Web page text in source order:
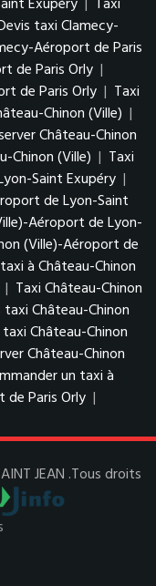
Exupéry | Taxi
taxi Clamecy-
Aéroport de Paris
de Paris Orly |
de Paris Orly | Taxi
Chinon (Ville) |
Château-Chinon
Chinon (Ville) | Taxi
Saint Exupéry |
de Lyon-Saint
Aéroport de Lyon-
(Ville)-Aéroport de
à Château-Chinon
| Taxi Château-Chinon
taxi Château-Chinon
Château-Chinon
Château-Chinon
un taxi à
de Paris Orly |
JEAN .Tous droits